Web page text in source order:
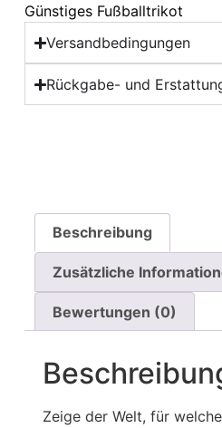
Günstiges Fußballtrikot
Versandbedingungen
Rückgabe- und
Beschreibung
Zusätzliche
Bewertungen (0)
Zeige der Welt, für